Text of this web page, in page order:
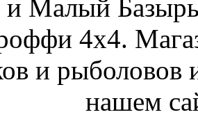
Малый
4х4.
и рыболовов
нашем